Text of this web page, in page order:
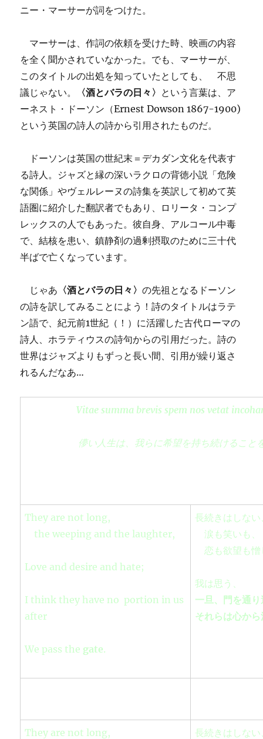
ニー・マーサーが詞をつけた。
マーサーは、作詞の依頼を受けた時、映画の内容
を全く聞かされていなかった。でも、マーサーが、
このタイトルの出処を知っていたとしても、 不思
議じゃない。
〈酒とバラの日々〉 という言葉は、ア
ーネスト・ドーソン（Ernest Dowson 1867-1900)
という英国の詩人の詩から引用されたものだ。
ドーソンは英国の世紀末＝デカダン文化を代表す
る詩人。ジャズと縁の深いラクロの背徳小説「危険
な関係」やヴェルレーヌの詩集を英訳して初めて英
語圏に紹介した翻訳者でもあり、ロリータ・コンプ
レックスの人でもあった。彼自身、アルコール中毒
で、結核を患い、鎮静剤の過剰摂取のために三十代
半ばで亡くなっています。
じゃあ 〈酒とバラの日々〉の先祖となるドーソン
の詩を訳してみることによう！詩のタイトルはラテ
ン語で、紀元前1世紀（！）に活躍した古代ローマの
詩人、ホラティウスの詩句からの引用だった。詩の
世界はジャズよりもずっと長い間、引用が繰り返さ
れるんだなあ…
Vitae summa brevis spem nos vetat
儚い人生は、我らに希望を持ち続けること
They are not long,
the weeping and the laughter,
Love and desire and hate;
I think they have no portion in us
after
We pass the gate.
長続きはしない
涙も笑いも
恋も欲望も憎
我は思う、
一旦、門を通
それらは心か
They are not long,
長続きはしない